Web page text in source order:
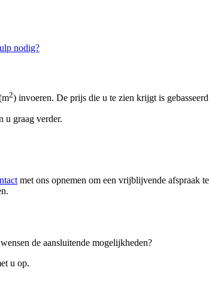
nodig?
2) invoeren. De prijs die u te zien krijgt is
u graag verder.
met ons opnemen om een vrijblijvende afspraak
de aansluitende mogelijkheden?
u op.